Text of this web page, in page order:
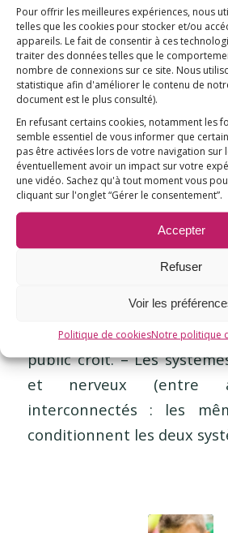
Pour offrir les meilleures expériences, nous
telles que les cookies pour stocker et/ou
appareils. Le fait de consentir à ces
traiter des données telles que le
nombre de connexions sur ce site. Nous
statistique afin d'améliorer le contenu de
document est le plus consulté).
En refusant certains cookies, notamment les
semble essentiel de vous informer que
pas être activées lors de votre navigation sur
éventuellement avoir un impact sur votre
une vidéo. Sachez qu'à tout moment vous
cliquant sur l'onglet “Gérer le consentement”.
Accepter
Refuser
Voir les
Politique de cookiesNotre politique
et rapports d'E3M Recherches
Autisme et
la fin d’un
dans
Recherches
– Le système
complexe et méconnu que
public croit. – Les
et nerveux (entre
interconnectés : les
conditionnent les deux